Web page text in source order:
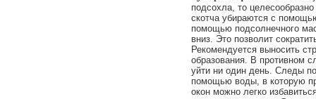
подсохла, то
скотча убираются с
помощью подсолнечного
вниз. Это позволит
Рекомендуется выносить
образования. В противном
уйти ни один день. Следы
помощью воды, в которую
окон можно легко